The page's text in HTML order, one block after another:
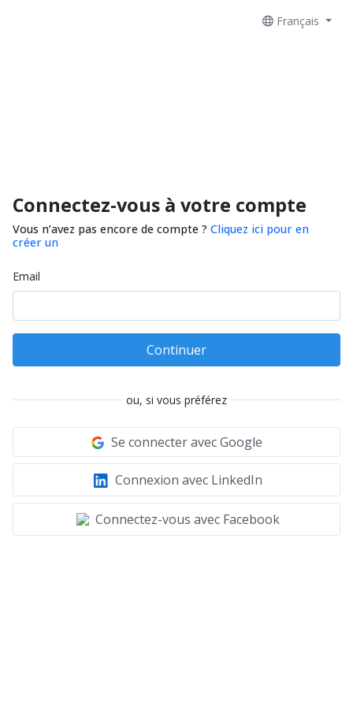
Français
Connectez-vous à votre compte
Vous n’avez pas encore de compte ? Cliquez ici pour en
créer un
Email
Continuer
ou, si vous préférez
Se connecter avec Google
Connexion avec LinkedIn
Connectez-vous avec Facebook